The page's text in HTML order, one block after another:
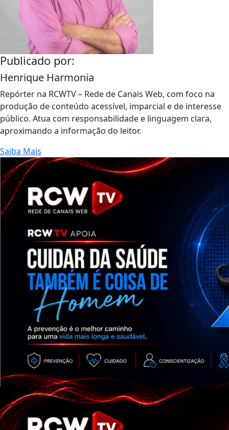
Publicado por:
Henrique Harmonia
Repórter na RCWTV – Rede de Canais Web, com foco na
produção de conteúdo acessível, imparcial e de interesse
público. Atua com responsabilidade e linguagem clara,
aproximando a informação do leitor.
Saiba Mais